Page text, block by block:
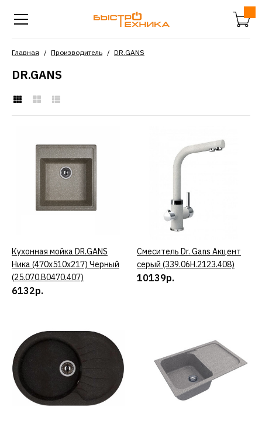
Главная Производитель DR.GANS
DR.GANS
Кухонная мойка DR.GANS
Ника (470х510х217)
6132р.
ДОБАВИТЬ К СРАВНЕНИЮ
(339.06H.2123.408)
10139р.
КУПИТЬ
Кухонная мойка DR.GANS
Ника (470х510х217) Черный
(25.070.B0470.407)
6132р.
КУПИТЬ
Смеситель Dr. Gans Акцент
серый (339.06H.2123.408)
10139р.